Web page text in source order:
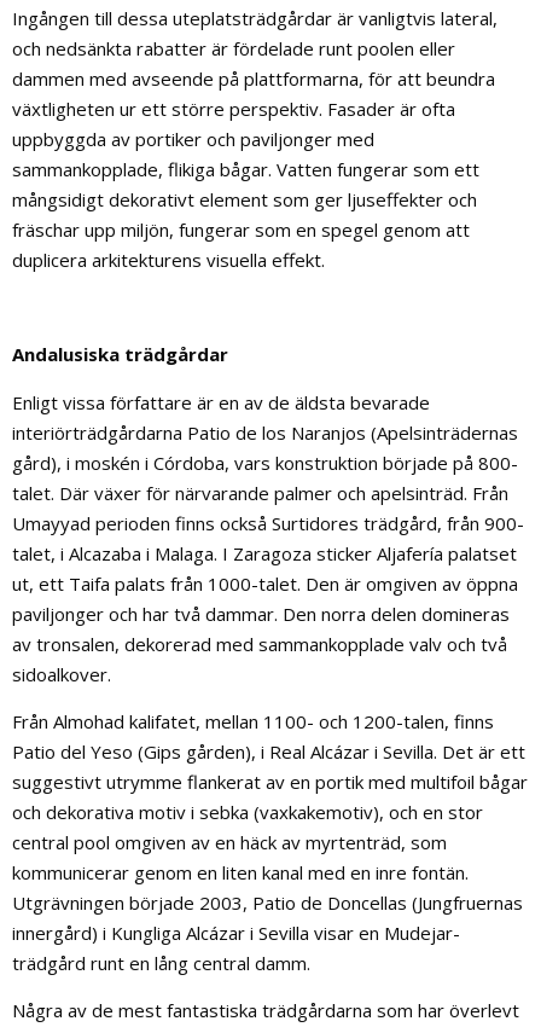
Ingången till dessa uteplatsträdgårdar är vanligtvis lateral,
och nedsänkta rabatter är fördelade runt poolen eller
dammen med avseende på plattformarna, för att beundra
växtligheten ur ett större perspektiv. Fasader är ofta
uppbyggda av portiker och paviljonger med
sammankopplade, flikiga bågar. Vatten fungerar som ett
mångsidigt dekorativt element som ger ljuseffekter och
fräschar upp miljön, fungerar som en spegel genom att
duplicera arkitekturens visuella effekt.
Andalusiska trädgårdar
Enligt vissa författare är en av de äldsta bevarade
interiörträdgårdarna Patio de los Naranjos (Apelsinträdernas
gård), i moskén i Córdoba, vars konstruktion började på 800-
talet. Där växer för närvarande palmer och apelsinträd. Från
Umayyad perioden finns också Surtidores trädgård, från 900-
talet, i Alcazaba i Malaga. I Zaragoza sticker Aljafería palatset
ut, ett Taifa palats från 1000-talet. Den är omgiven av öppna
paviljonger och har två dammar. Den norra delen domineras
av tronsalen, dekorerad med sammankopplade valv och två
sidoalkover.
Från Almohad kalifatet, mellan 1100- och 1200-talen, finns
Patio del Yeso (Gips gården), i Real Alcázar i Sevilla. Det är ett
suggestivt utrymme flankerat av en portik med multifoil bågar
och dekorativa motiv i sebka (vaxkakemotiv), och en stor
central pool omgiven av en häck av myrtenträd, som
kommunicerar genom en liten kanal med en inre fontän.
Utgrävningen började 2003, Patio de Doncellas (Jungfruernas
innergård) i Kungliga Alcázar i Sevilla visar en Mudejar-
trädgård runt en lång central damm.
Några av de mest fantastiska trädgårdarna som har överlevt